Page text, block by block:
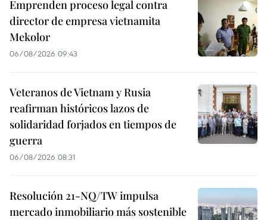
Emprenden proceso legal contra
director de empresa vietnamita
Mekolor
06/08/2026 09:43
Veteranos de Vietnam y Rusia
reafirman históricos lazos de
solidaridad forjados en tiempos de
guerra
06/08/2026 08:31
Resolución 21-NQ/TW impulsa
mercado inmobiliario más sostenible